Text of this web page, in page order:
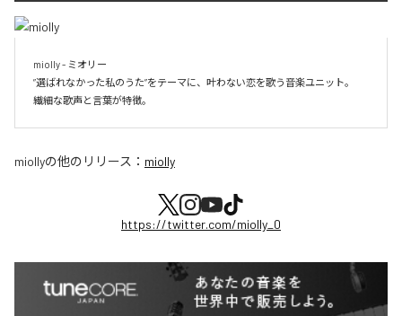
miolly - ミオリー
”選ばれなかった私のうた”をテーマに、叶わない恋を歌う音楽ユニット。
miollyの他のリリース： miolly
https://twitter.com/miolly_0